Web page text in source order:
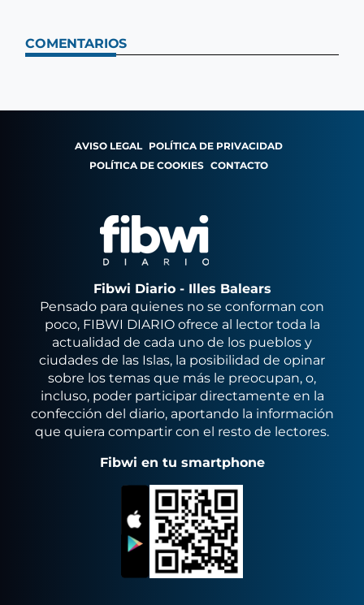
COMENTARIOS
AVISO LEGAL POLÍTICA DE PRIVACIDAD
POLÍTICA DE COOKIES CONTACTO
Fibwi Diario - Illes Balears
Pensado para quienes no se conforman con
poco, FIBWI DIARIO ofrece al lector toda la
actualidad de cada uno de los pueblos y
ciudades de las Islas, la posibilidad de opinar
sobre los temas que más le preocupan, o,
incluso, poder participar directamente en la
confección del diario, aportando la información
que quiera compartir con el resto de lectores.
Fibwi en tu smartphone